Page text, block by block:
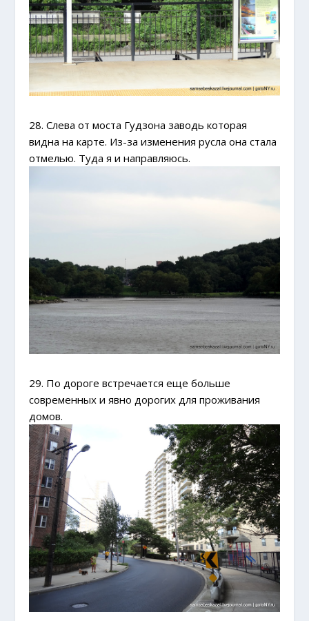
28. Слева от моста Гудзона заводь которая
видна на карте. Из-за изменения русла она стала
отмелью. Туда я и направляюсь.
29. По дороге встречается еще больше
современных и явно дорогих для проживания
домов.